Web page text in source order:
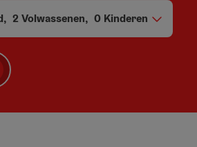
persoonsvelden
, 2 Volwassenen, 0 Kinderen